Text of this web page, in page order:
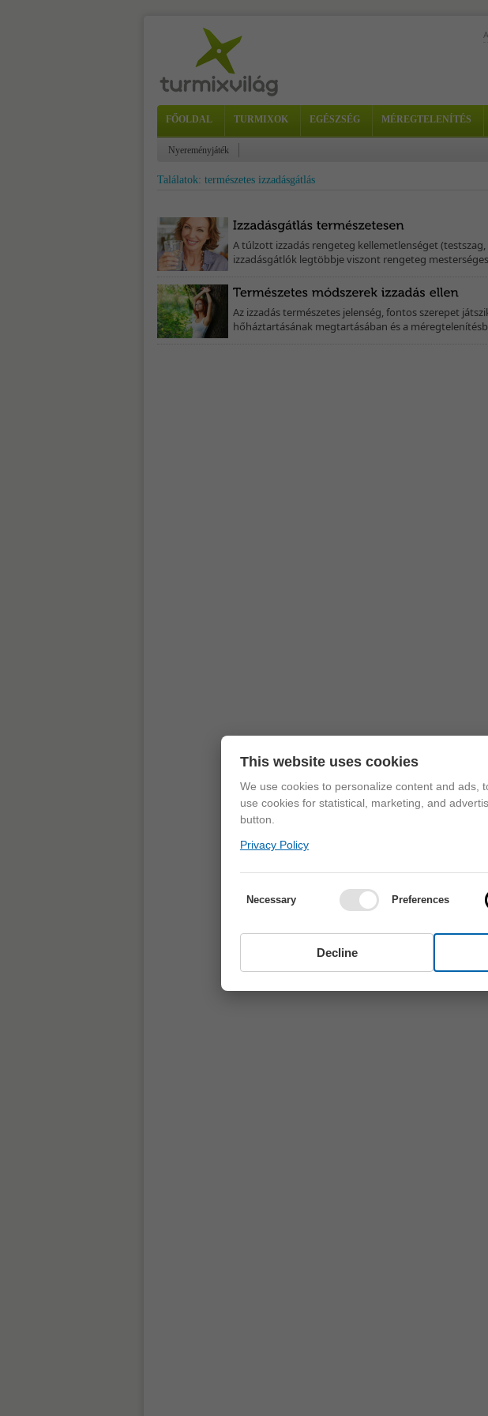
FŐOLDAL TURMIXOK EGÉSZSÉG MÉREGTELENÍTÉS
Nyereményjáték
Találatok: természetes izzadásgátlás
A túlzott izzadás rengeteg kellemetlenséget
izzadásgátlók legtöbbje viszont rengeteg
Az izzadás természetes jelenség, fontos szerepet
hőháztartásának megtartásában és a
This website uses cookies
We use cookies to personalize content and ads,
use cookies for statistical, marketing, and
button.
Privacy Policy
Necessary Preferences
Decline